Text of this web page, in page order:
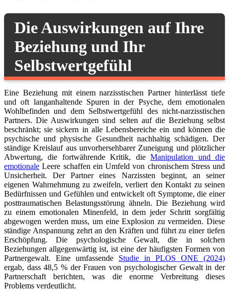
Die Auswirkungen auf Ihre
Beziehung und Ihr
Selbstwertgefühl
Eine Beziehung mit einem narzisstischen Partner hinterlässt tiefe
und oft langanhaltende Spuren in der Psyche, dem emotionalen
Wohlbefinden und dem Selbstwertgefühl des nicht-narzisstischen
Partners. Die Auswirkungen sind selten auf die Beziehung selbst
beschränkt; sie sickern in alle Lebensbereiche ein und können die
psychische und physische Gesundheit nachhaltig schädigen. Der
ständige Kreislauf aus unvorhersehbarer Zuneigung und plötzlicher
Abwertung, die fortwährende Kritik, dieManipulation und die
emotionale Leere schaffen ein Umfeld von chronischem Stress und
Unsicherheit. Der Partner eines Narzissten beginnt, an seiner
eigenen Wahrnehmung zu zweifeln, verliert den Kontakt zu seinen
Bedürfnissen und Gefühlen und entwickelt oft Symptome, die einer
posttraumatischen Belastungsstörung ähneln. Die Beziehung wird
zu einem emotionalen Minenfeld, in dem jeder Schritt sorgfältig
abgewogen werden muss, um eine Explosion zu vermeiden. Diese
ständige Anspannung zehrt an den Kräften und führt zu einer tiefen
Erschöpfung. Die psychologische Gewalt, die in solchen
Beziehungen allgegenwärtig ist, ist eine der häufigsten Formen von
Partnergewalt. Eine umfassende Studie in PLOS ONE (2024)
ergab, dass 48,5 % der Frauen von psychologischer Gewalt in der
Partnerschaft berichten, was die enorme Verbreitung dieses
Problems verdeutlicht.